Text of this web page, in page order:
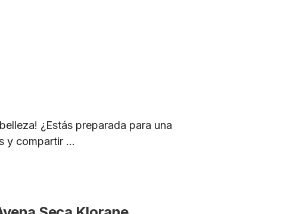
¿Estás preparada para una
y compartir ...